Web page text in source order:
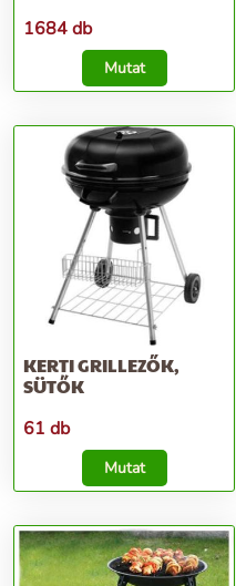
1684 db
Mutat
KERTI GRILLEZŐK,
SÜTŐK
61 db
Mutat